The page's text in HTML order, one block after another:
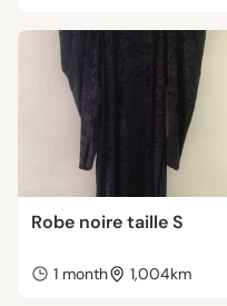
Robe noire taille S
1 month 1,004km